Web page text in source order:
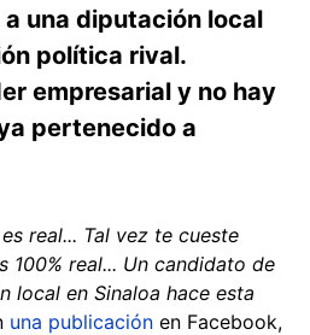
una diputación local
política rival.
empresarial y no hay
pertenecido a
real... Tal vez te cueste
100% real... Un candidato de
local en Sinaloa hace esta
una publicación en Facebook,